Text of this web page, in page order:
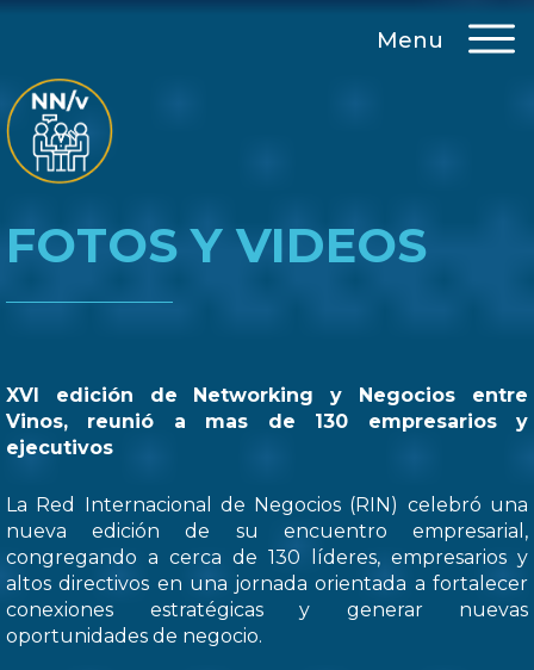
Menu
FOTOS Y VIDEOS
XVI edición de Networking y Negocios entre
Vinos, reunió a mas de 130 empresarios y
ejecutivos
La Red Internacional de Negocios (RIN) celebró una
nueva edición de su encuentro empresarial,
congregando a cerca de 130 líderes, empresarios y
altos directivos en una jornada orientada a fortalecer
conexiones estratégicas y generar nuevas
oportunidades de negocio.